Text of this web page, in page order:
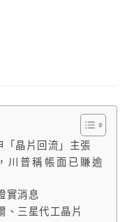
「晶片回流」主張
川普稱帳面已賺逾
實消息
、三星代工晶片